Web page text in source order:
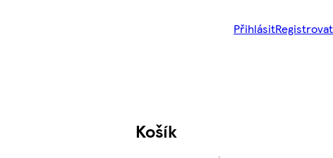
PřihlásitRegistrovat
Košík